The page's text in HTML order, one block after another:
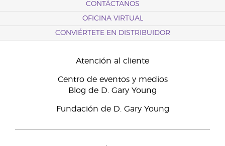
CONTÁCTANOS
OFICINA VIRTUAL
CONVIÉRTETE EN DISTRIBUIDOR
Atención al cliente
Centro de eventos y medios
Blog de D. Gary Young
Fundación de D. Gary Young